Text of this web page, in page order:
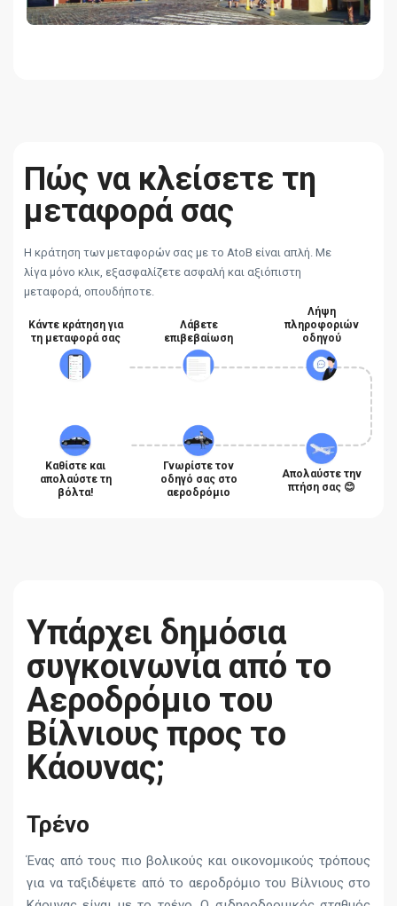
Πώς να κλείσετε τη
μεταφορά σας
Η κράτηση των μεταφορών σας με το AtoB είναι απλή. Με
λίγα μόνο κλικ, εξασφαλίζετε ασφαλή και αξιόπιστη
μεταφορά, οπουδήποτε.
Κάντε κράτηση για
τη μεταφορά σας
Λάβετε
επιβεβαίωση
Λήψη
πληροφοριών
οδηγού
Καθίστε και
απολαύστε τη
βόλτα!
Γνωρίστε τον
οδηγό σας στο
αεροδρόμιο
Απολαύστε την
πτήση σας 😊
Υπάρχει δημόσια
συγκοινωνία από το
Αεροδρόμιο του
Βίλνιους προς το
Κάουνας;
Τρένο
Ένας από τους πιο βολικούς και οικονομικούς τρόπους
για να ταξιδέψετε από το αεροδρόμιο του Βίλνιους στο